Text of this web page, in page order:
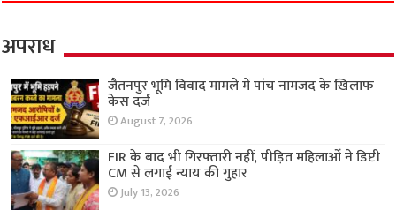
अपराध
जैतनपुर भूमि विवाद मामले में पांच नामजद के खिलाफ
केस दर्ज
August 7, 2026
FIR के बाद भी गिरफ्तारी नहीं, पीड़ित महिलाओं ने डिप्टी
CM से लगाई न्याय की गुहार
July 13, 2026